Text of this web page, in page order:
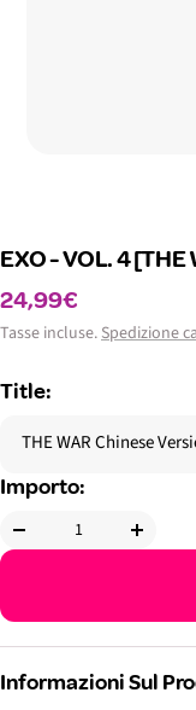
EXO - VOL. 4 [THE
Prezzo
di
vendita
24,99€
Tasse incluse. Spedizione
Title:
THE WAR Chinese
Importo:
Diminuire
Aumenta
Informazioni Sul